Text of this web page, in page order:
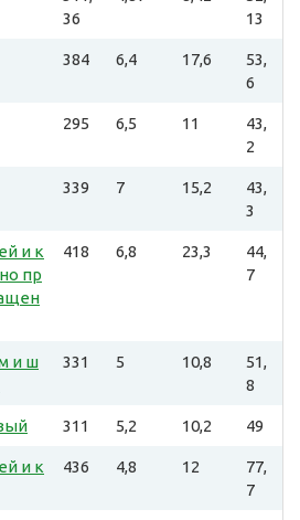
36
13
384 6,4 17,6
53,
6
295 6,5 11
43,
2
339 7 15,2
43,
3
и к
пр
418 6,8 23,3
44,
7
и ш
331 5 10,8
51,
8
311 5,2 10,2 49
и к
436 4,8 12
77,
7